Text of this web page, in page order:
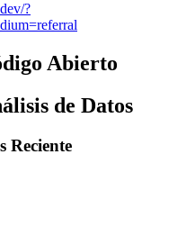
?
Abierto
de Datos
Reciente